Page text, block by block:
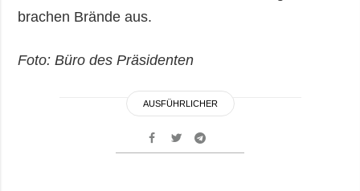
brachen Brände aus.
Foto: Büro des Präsidenten
AUSFÜHRLICHER